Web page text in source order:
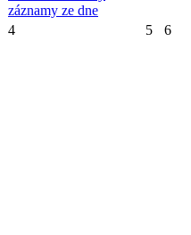
záznamy ze dne
4 5 6